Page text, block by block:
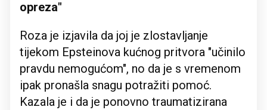
opreza"
Roza je izjavila da joj je zlostavljanje
tijekom Epsteinova kućnog pritvora "učinilo
pravdu nemogućom", no da je s vremenom
ipak pronašla snagu potražiti pomoć.
Kazala je i da je ponovno traumatizirana